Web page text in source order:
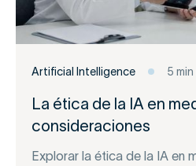
Artificial Intelligence 5
La ética de la IA en
consideraciones
Explorar la ética de la IA en